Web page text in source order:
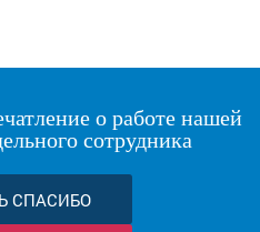
о работе нашей
сотрудника
СПАСИБО